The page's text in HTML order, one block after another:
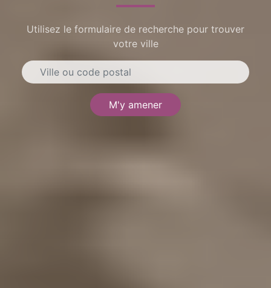
Utilisez le formulaire de recherche pour trouver
votre ville
M'y amener